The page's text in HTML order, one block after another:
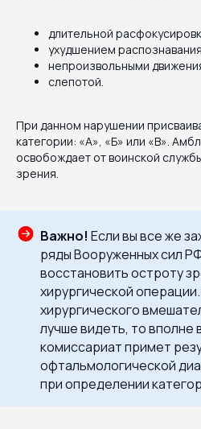
длительной
ухудшением
непроизвольными
слепотой.
При данном нарушении
категории: «А», «Б» или «В».
освобождает от воинской
зрения.
Важно! Если вы все же
ряды Вооруженных сил
восстановить остроту
хирургической
хирургического
лучше видеть, то вполне
комиссариат примет
офтальмологической
при определении